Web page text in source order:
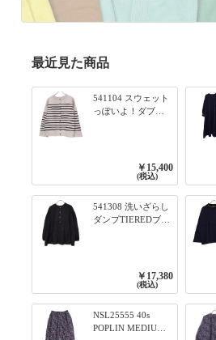
最近見た商品
541104 スウェット
っぽいよ！ダブル
プルオーバー 101オ
フベージュ×ネイビ
￥15,400
(税込)
541308 洗いざらし
ダンプTIEREDブシ
￥17,380
(税込)
NSL25555 40s
POPLIN MEDIUM